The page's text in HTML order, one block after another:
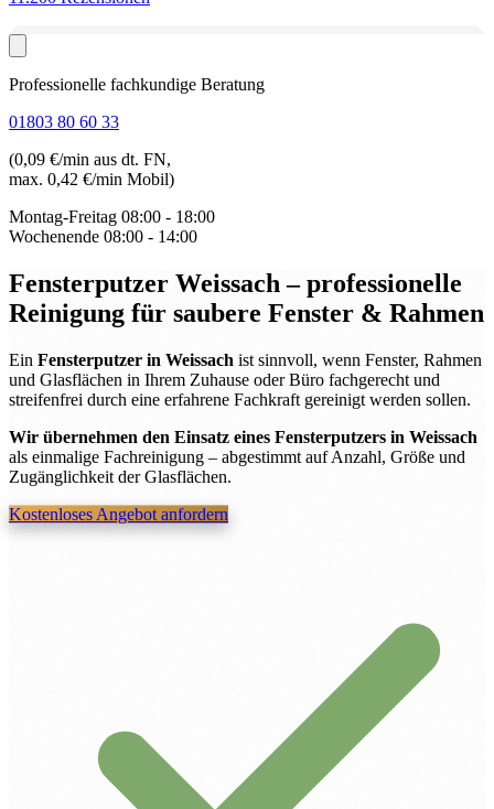
Professionelle fachkundige Beratung
01803 80 60 33
(0,09 €/min aus dt. FN,
max. 0,42 €/min Mobil)
Montag-Freitag 08:00 - 18:00
Wochenende 08:00 - 14:00
Fensterputzer Weissach– professionelle
Reinigung für saubere Fenster & Rahmen
Ein Fensterputzer in Weissach ist sinnvoll, wenn Fenster, Rahmen
und Glasflächen in Ihrem Zuhause oder Büro fachgerecht und
streifenfrei durch eine erfahrene Fachkraft gereinigt werden sollen.
Wir übernehmen den Einsatz eines Fensterputzers in Weissach
als einmalige Fachreinigung – abgestimmt auf Anzahl, Größe und
Zugänglichkeit der Glasflächen.
Kostenloses Angebot anfordern